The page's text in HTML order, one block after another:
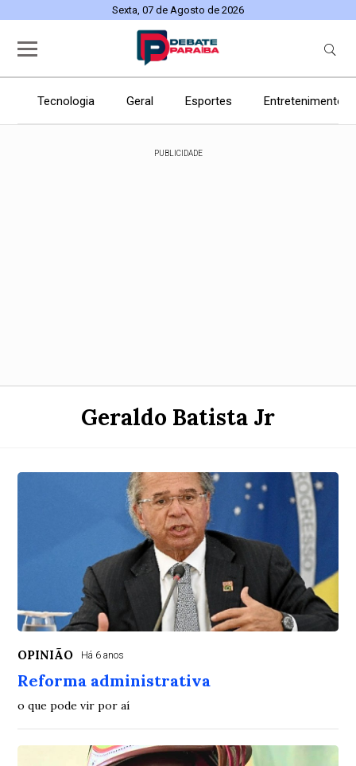
Sexta, 07 de Agosto de 2026
Tecnologia Geral Esportes Entretenimento
PUBLICIDADE
Geraldo Batista Jr
OPINIÃO Há 6 anos
Reforma administrativa
o que pode vir por aí